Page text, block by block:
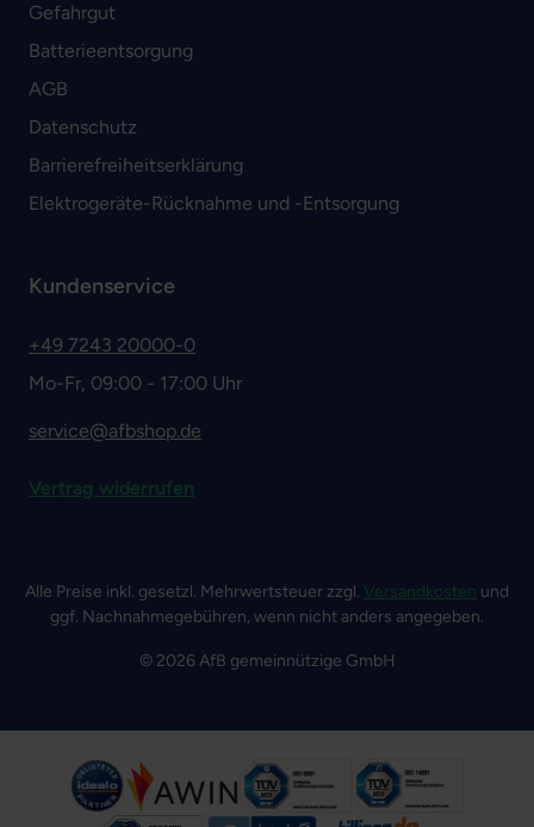
Gefahrgut
Batterieentsorgung
AGB
Datenschutz
Barrierefreiheitserklärung
Elektrogeräte-Rücknahme und -Entsorgung
Kundenservice
+49 7243 20000-0
Mo-Fr, 09:00 - 17:00 Uhr
service@afbshop.de
Vertrag widerrufen
Alle Preise inkl. gesetzl. Mehrwertsteuer zzgl. Versandkosten und
ggf. Nachnahmegebühren, wenn nicht anders angegeben.
© 2026 AfB gemeinnützige GmbH